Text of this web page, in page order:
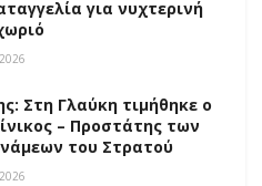
για νυχτερινή
Στη Γλαύκη τιμήθηκε ο
– Προστάτης των
του Στρατού